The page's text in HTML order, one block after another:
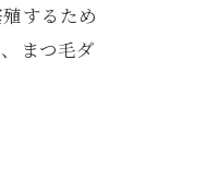
するため
まつ毛ダ